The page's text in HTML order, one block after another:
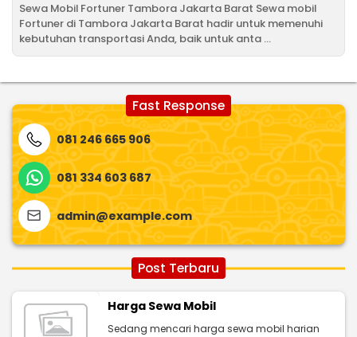
Sewa Mobil Fortuner Tambora Jakarta Barat Sewa mobil
Fortuner di Tambora Jakarta Barat hadir untuk memenuhi
kebutuhan transportasi Anda, baik untuk anta ...
Fast Response
081 246 665 906
081 334 603 687
admin@example.com
Post Terbaru
Harga Sewa Mobil
Sedang mencari harga sewa mobil harian